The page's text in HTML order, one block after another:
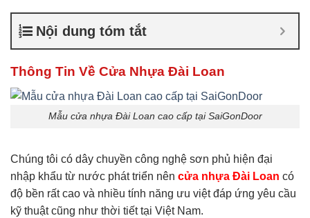
Nội dung tóm tắt
Thông Tin Về Cửa Nhựa Đài Loan
Mẫu cửa nhựa Đài Loan cao cấp tại SaiGonDoor
Chúng tôi có dây chuyền công nghệ sơn phủ hiện đại
nhập khẩu từ nước phát triển nên cửa nhựa Đài Loan có
độ bền rất cao và nhiều tính năng ưu việt đáp ứng yêu cầu
kỹ thuật cũng như thời tiết tại Việt Nam.